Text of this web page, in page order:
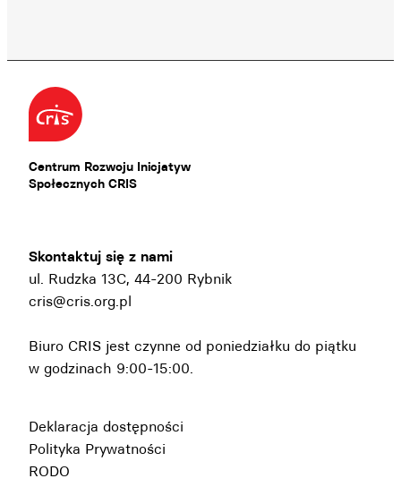
Centrum Rozwoju Inicjatyw
Społecznych CRIS
Skontaktuj się z nami
ul. Rudzka 13C, 44-200 Rybnik
cris@cris.org.pl
Biuro CRIS jest czynne od poniedziałku do piątku
w godzinach 9:00-15:00.
Deklaracja dostępności
Polityka Prywatności
RODO